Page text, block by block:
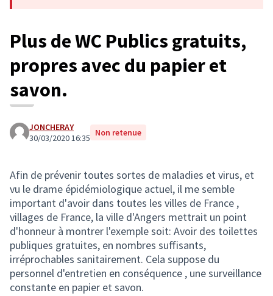
Plus de WC Publics gratuits,
propres avec du papier et
savon.
JONCHERAY
30/03/2020 16:35 Non retenue
Afin de prévenir toutes sortes de maladies et virus, et
vu le drame épidémiologique actuel, il me semble
important d'avoir dans toutes les villes de France ,
villages de France, la ville d'Angers mettrait un point
d'honneur à montrer l'exemple soit: Avoir des toilettes
publiques gratuites, en nombres suffisants,
irréprochables sanitairement. Cela suppose du
personnel d'entretien en conséquence , une surveillance
constante en papier et savon.